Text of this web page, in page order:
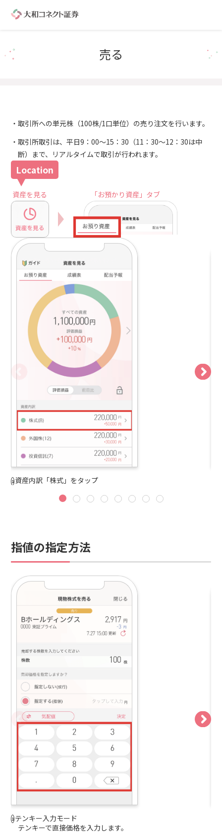
売る
取引所への単元株（100株/1口単位）の売り注文を行います。
取引所取引は、平日9：00～15：30（11：30～12：30は中
断）まで、リアルタイムで取引が行われます。
資産を見る 「お預かり資産」タブ
資産内訳「株式」をタップ
指値の指定方法
テンキー入力モード
テンキーで直接価格を入力します。